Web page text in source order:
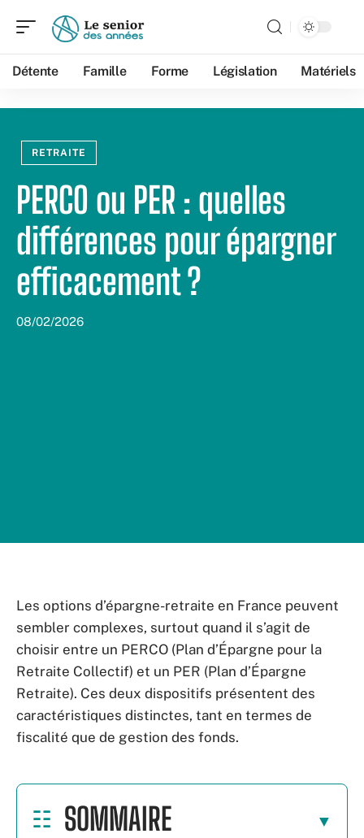
Détente Famille Forme Législation Matériels
RETRAITE
PERCO ou PER : quelles
différences pour épargner
efficacement ?
08/02/2026
Les options d’épargne-retraite en France peuvent
sembler complexes, surtout quand il s’agit de
choisir entre un PERCO (Plan d’Épargne pour la
Retraite Collectif) et un PER (Plan d’Épargne
Retraite). Ces deux dispositifs présentent des
caractéristiques distinctes, tant en termes de
fiscalité que de gestion des fonds.
SOMMAIRE